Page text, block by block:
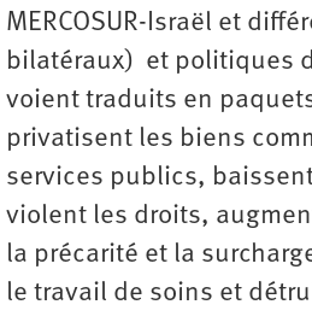
MERCOSUR-Israël et
bilatéraux) et politiques
voient traduits en
privatisent les biens
services publics,
violent les droits,
la précarité et la
le travail de soins et